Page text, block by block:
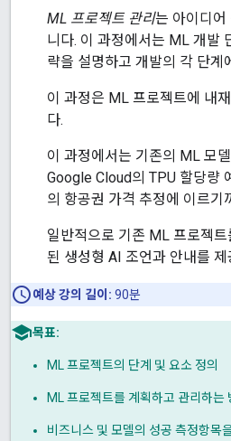
ML 프로젝트 관리는 아이디어
니다. 이 과정에서는 ML 개발
략을 설명하고 개발의 각 단
이 과정은 ML 프로젝트에 내
다.
이 과정에서는 기존의 ML 모
Google Cloud의 TPU 할당량
의 항공권 가격 추정에 이르기
일반적으로 기존 ML 프로젝
된 생성형 AI 조언과 안내를
예상 강의 길이: 90분
목표:
ML 프로젝트의 단계 및 요소 정의
ML 프로젝트를 계획하고 관리하는
비즈니스 및 모델의 성공 측정항목